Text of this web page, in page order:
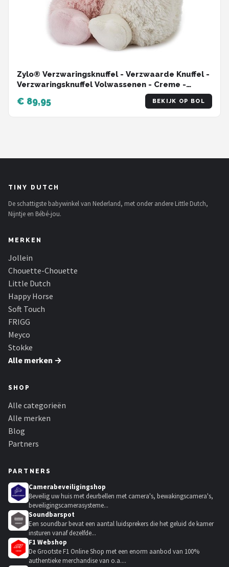
Zylo® Verzwaringsknuffel - Verzwaarde Knuffel -
Verzwaringsknuffel Volwassenen - Creme -
€ 89,95 BEKIJK OP BOL
TINY DUTCH
De schattigste babywinkel van Nederland, met onder andere Little Dutch,
Nijntje en Bébé-jou.
MERKEN
Jollein
Chouette-Chouette
Little Dutch
Happy Horse
Soft Touch
FRIGG
Meyco
Stokke
Alle merken →
SHOP
Alle categorieën
Alle merken
Blog
Partners
PARTNERS
Camerabeveiligingshop
Beveilig uw huis met deurbellen met camera's, bewakingscamera's,
beveiligingscamerasysteme...
Soundbarspot
Een soundbar bevat een aantal luidsprekers die het geluid de kamer
insturen vanaf dezelfde...
F1 Webshop
De Grootste F1 Online Shop met een enorm aanbod van 100%
authentieke merchandise van o.a....